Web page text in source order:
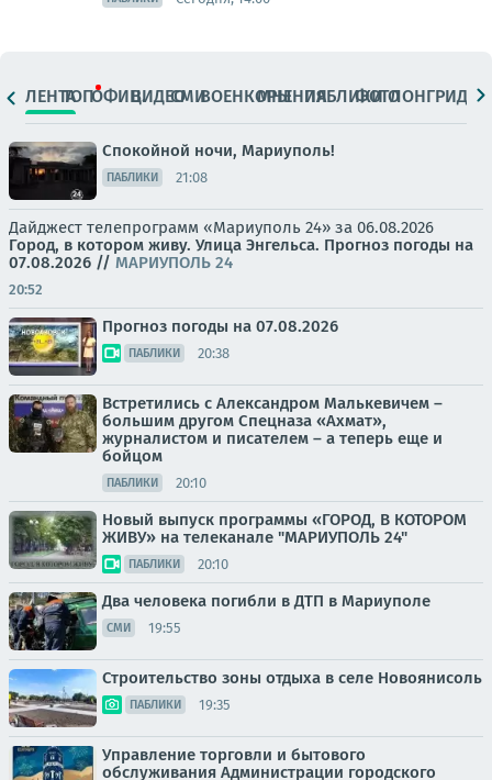
ЛЕНТАТОПОФИЦ.ВИДЕОСМИВОЕНКОРЫМНЕНИЯПАБЛИКИ
ФОТОЛОНГРИДЫ
Спокойной ночи, Мариуполь!
ПАБЛИКИ 21:08
Дайджест телепрограмм «Мариуполь 24» за 06.08.2026
Город, в котором живу. Улица Энгельса. Прогноз погоды на
07.08.2026 // МАРИУПОЛЬ 24
20:52
Прогноз погоды на 07.08.2026
ПАБЛИКИ 20:38
Встретились с Александром Малькевичем –
большим другом Спецназа «Ахмат»,
журналистом и писателем – а теперь еще и
бойцом
ПАБЛИКИ 20:10
Новый выпуск программы «ГОРОД, В КОТОРОМ
ЖИВУ» на телеканале "МАРИУПОЛЬ 24"
ПАБЛИКИ 20:10
Два человека погибли в ДТП в Мариуполе
СМИ 19:55
Строительство зоны отдыха в селе Новоянисоль
ПАБЛИКИ 19:35
Управление торговли и бытового
обслуживания Администрации городского